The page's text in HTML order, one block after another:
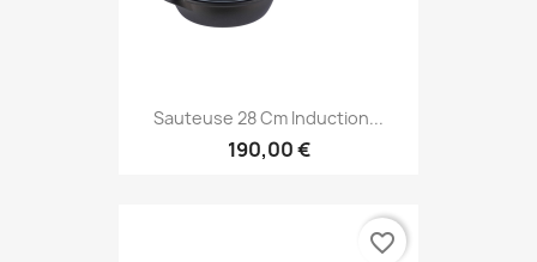
Sauteuse 28 Cm Induction...
190,00 €
favorite_border